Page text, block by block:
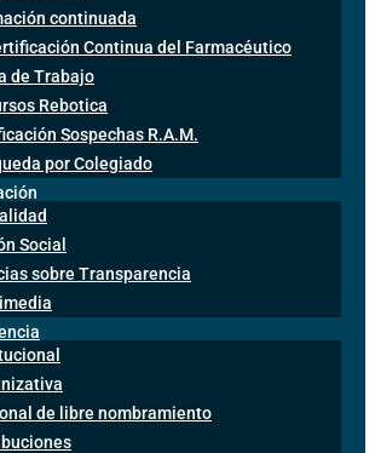
continuada
Continua del Farmacéutico
de Trabajo
Rebotica
Sospechas R.A.M.
por Colegiado
Social
sobre Transparencia
de libre nombramiento